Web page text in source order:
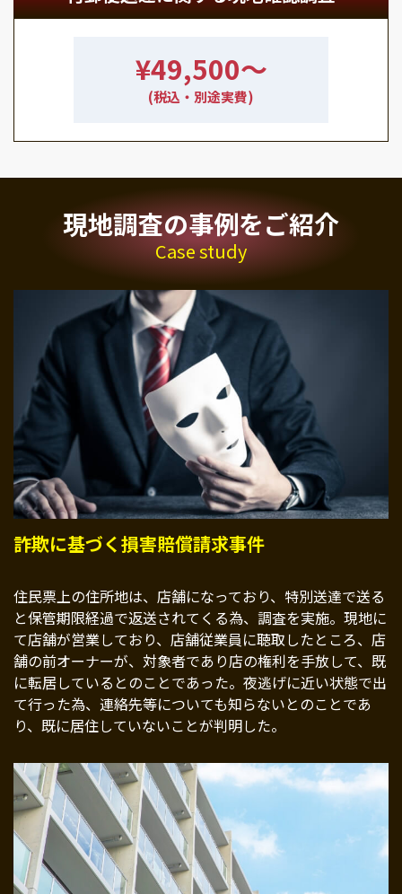
¥49,500〜
(税込・別途実費)
現地調査の事例をご紹介
Case study
詐欺に基づく損害賠償請求事件
住民票上の住所地は、店舗になっており、特別送達で送る
と保管期限経過で返送されてくる為、調査を実施。現地に
て店舗が営業しており、店舗従業員に聴取したところ、店
舗の前オーナーが、対象者であり店の権利を手放して、既
に転居しているとのことであった。夜逃げに近い状態で出
て行った為、連絡先等についても知らないとのことであ
り、既に居住していないことが判明した。